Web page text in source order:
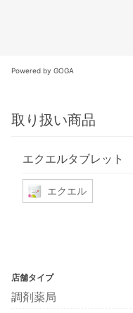
Powered by GOGA
取り扱い商品
エクエルタブレット
エクエル
店舗タイプ
調剤薬局